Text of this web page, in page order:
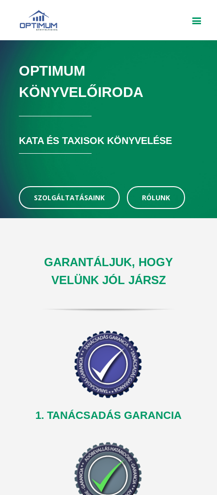
OPTIMUM
KÖNYVELŐIRODA
KATA ÉS TAXISOK KÖNYVELÉSE
SZOLGÁLTATÁSAINK RÓLUNK
GARANTÁLJUK, HOGY
VELÜNK JÓL JÁRSZ
1. TANÁCSADÁS GARANCIA